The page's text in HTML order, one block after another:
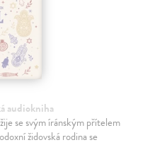
audiokniha
se svým íránským přítelem
židovská rodina se